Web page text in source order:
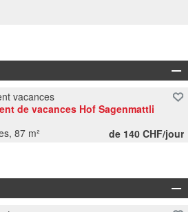
vacances
de vacances Hof Sagenmattli
87 m²
de 140 CHF/jour